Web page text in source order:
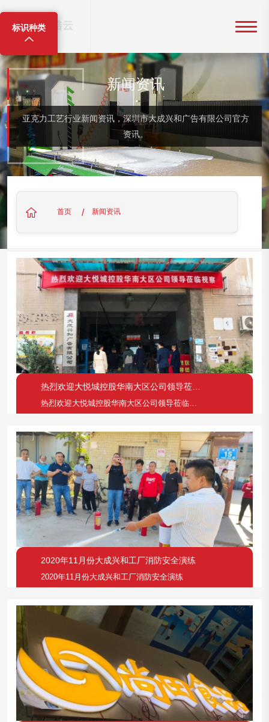
新闻资讯
亚克力工艺行业新闻资讯，深圳市大成兴和广告有限公司官方
资讯。
首页 / 新闻资讯
标识种类
热烈欢迎大悦城控股华南大区公司领导莅临视察
2020年11月份大成兴和工厂消防安全演练
2020年11月份大成兴和工厂消防安全演练